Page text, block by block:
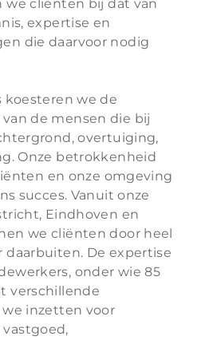
we cliënten bij dat van
expertise en
die daarvoor nodig
koesteren we de
de mensen die bij
overtuiging,
Onze betrokkenheid
en onze omgeving
succes. Vanuit onze
Eindhoven en
we cliënten door heel
daarbuiten. De expertise
onder wie 85
verschillende
inzetten voor